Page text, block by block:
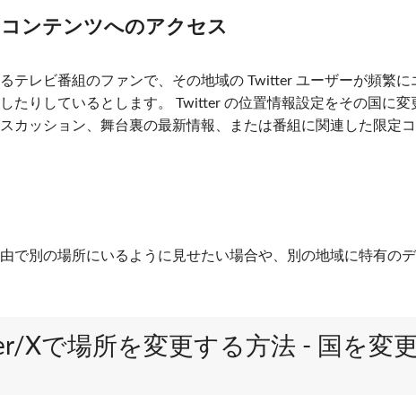
ンテンツへのアクセス
テレビ番組のファンで、その地域の Twitter ユーザーが頻繁
たりしているとします。 Twitter の位置情報設定をその国に
カッション、舞台裏の最新情報、または番組に関連した限定
で別の場所にいるように見せたい場合や、別の地域に特有の
Xで場所を変更する方法 - 国を変